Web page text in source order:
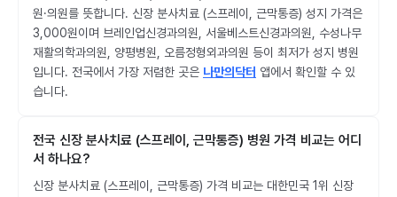
원·의원를 뜻합니다. 신장 분사치료 (스프레이, 근막통증) 성지 가격은
3,000원이며 브레인업신경과의원, 서울베스트신경과의원, 수성나무
재활의학과의원, 양평병원, 오름정형외과의원 등이 최저가 성지 병원
입니다. 전국에서 가장 저렴한 곳은 나만의닥터 앱에서 확인할 수 있
습니다.
전국 신장 분사치료 (스프레이, 근막통증) 병원 가격 비교는 어디
서 하나요?
신장 분사치료 (스프레이, 근막통증) 가격 비교는 대한민국 1위 신장